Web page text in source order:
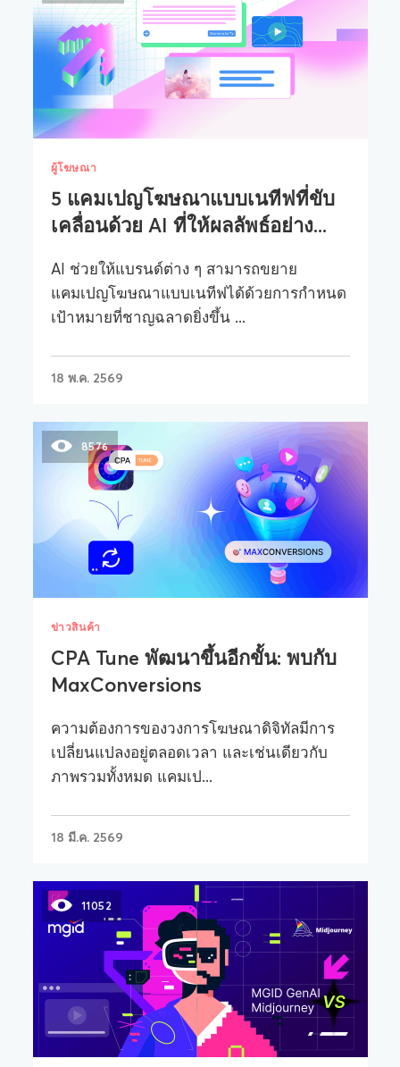
ผู้โฆษณา
5 แคมเปญโฆษณาแบบเนทีฟที่ขับ
เคลื่อนด้วย AI ที่ให้ผลลัพธ์อย่าง...
AI ช่วยให้แบรนด์ต่าง ๆ สามารถขยาย
แคมเปญโฆษณาแบบเนทีฟได้ด้วยการกำหนด
เป้าหมายที่ชาญฉลาดยิ่งขึ้น ...
18 พ.ค. 2569
8576
ข่าวสินค้า
CPA Tune พัฒนาขึ้นอีกขั้น: พบกับ
MaxConversions
ความต้องการของวงการโฆษณาดิจิทัลมีการ
เปลี่ยนแปลงอยู่ตลอดเวลา และเช่นเดียวกับ
ภาพรวมทั้งหมด แคมเป...
18 มี.ค. 2569
11052